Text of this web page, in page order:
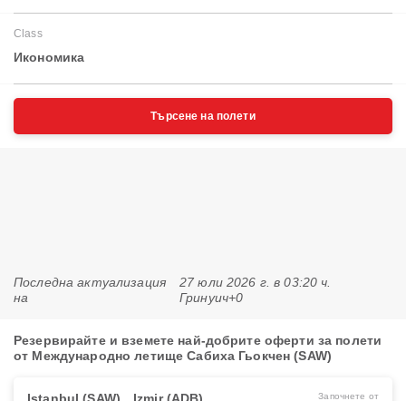
Class
Икономика
Търсене на полети
Последна актуализация
на
27 юли 2026 г. в 03:20 ч.
Гринуич+0
Резервирайте и вземете най-добрите оферти за полети
от Международно летище Сабиха Гьокчен (SAW)
Започнете от